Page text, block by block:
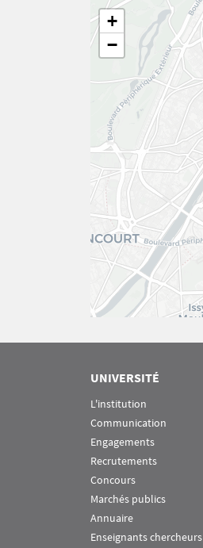
Géolocalisation
+
−
UNIVERSITÉ
L'institution
Communication
Engagements
Recrutements
Concours
Marchés publics
Annuaire
Enseignants chercheurs